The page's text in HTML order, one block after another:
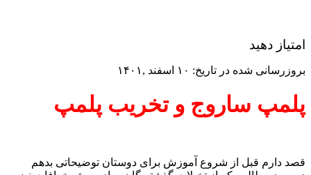
امتیاز دهید
بروزرسانی شده در تاریخ: ۱۰ اسفند ,۱۴۰۱
پلمپ ساروج و تخریب پلمپ
قصد دارم قبل از شروع آموزش برای دوستان توضیحاتی بدهم